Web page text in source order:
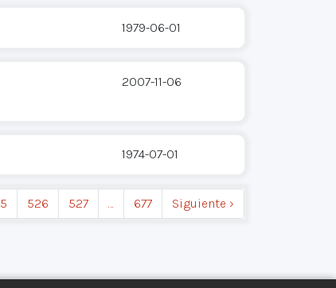
1979-06-01
2007-11-06
1974-07-01
526 527 … 677 Siguiente ›